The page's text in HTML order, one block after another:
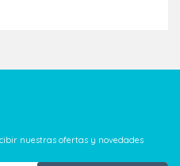
nuestras ofertas y novedades